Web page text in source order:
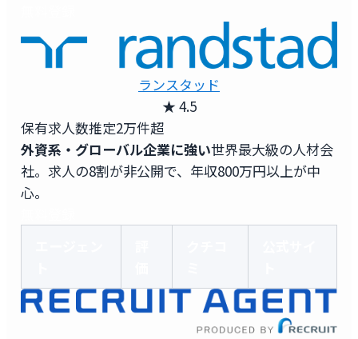
ランスタッド
★ 4.5
保有求人数推定2万件超
外資系・グローバル企業に強い世界最大級の人材会
社。求人の8割が非公開で、年収800万円以上が中
心。